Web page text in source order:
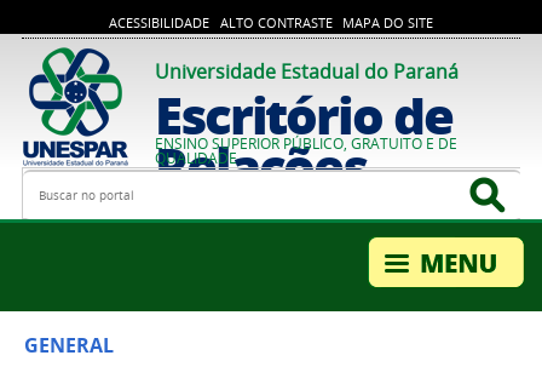
ACESSIBILIDADE ALTO CONTRASTE MAPA DO SITE
Universidade Estadual do Paraná
Escritório de
Relações
Internacionais
ENSINO SUPERIOR PÚBLICO, GRATUITO E DE
QUALIDADE
Busca
GENERAL